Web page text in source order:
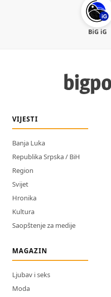
BiG iG
VIJESTI
Banja Luka
Republika Srpska / BiH
Region
Svijet
Hronika
Kultura
Saopštenje za medije
MAGAZIN
Ljubav i seks
Moda